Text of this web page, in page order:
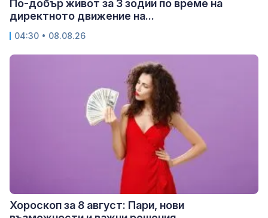
По-добър живот за 3 зодии по време на
директното движение на...
04:30 • 08.08.26
Хороскоп за 8 август: Пари, нови